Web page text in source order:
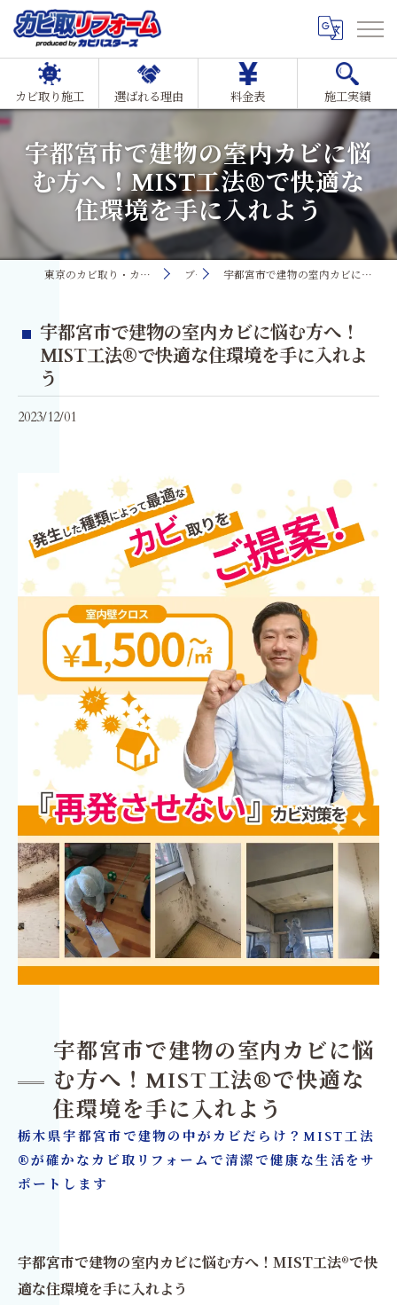
カビ取り施工 選ばれる理由 料金表 施工実績
宇都宮市で建物の室内カビに悩
む方へ！MIST工法®で快適な
住環境を手に入れよう
東京のカビ取り・カビ対策ならMIST工法®カビ取リフォーム ブログ 宇都宮市で建物の室内カビに悩む方へ！MIST工法®で快適な住環境を手に入れよう
宇都宮市で建物の室内カビに悩む方へ！
MIST工法®で快適な住環境を手に入れよ
う
2023/12/01
宇都宮市で建物の室内カビに悩
む方へ！MIST工法®で快適な
住環境を手に入れよう
栃木県宇都宮市で建物の中がカビだらけ？MIST工法
®が確かなカビ取リフォームで清潔で健康な生活をサ
ポートします
宇都宮市で建物の室内カビに悩む方へ！MIST工法®で快
適な住環境を手に入れよう